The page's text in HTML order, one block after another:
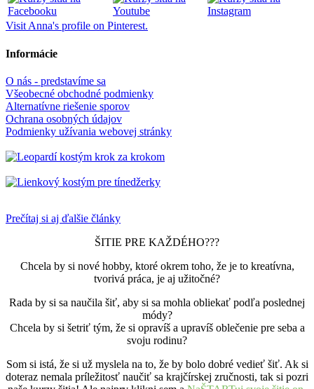
Visit Anna's profile on Pinterest.
Informácie
O nás - predstavíme sa
Všeobecné obchodné podmienky
Alternatívne riešenie sporov
Ochrana osobných údajov
Podmienky užívania webovej stránky
Prečítaj si aj ďalšie články
ŠITIE PRE KAŽDÉHO???
Chcela by si nové hobby, ktoré okrem toho, že je to kreatívna,
tvorivá práca, je aj užitočné?
Rada by si sa naučila šiť, aby si sa mohla obliekať podľa poslednej
módy?
Chcela by si šetriť tým, že si opravíš a upravíš oblečenie pre seba a
svoju rodinu?
Som si istá, že si už myslela na to, že by bolo dobré vedieť šiť. Ak si
doteraz nemala príležitosť naučiť sa krajčírskej zručnosti, tak si pozri